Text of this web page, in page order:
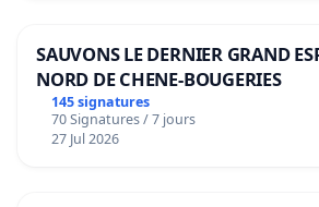
SAUVONS LE DERNIER GRAND
NORD DE CHENE-BOUGERIES
145 signatures
70 Signatures / 7 jours
27 Jul 2026